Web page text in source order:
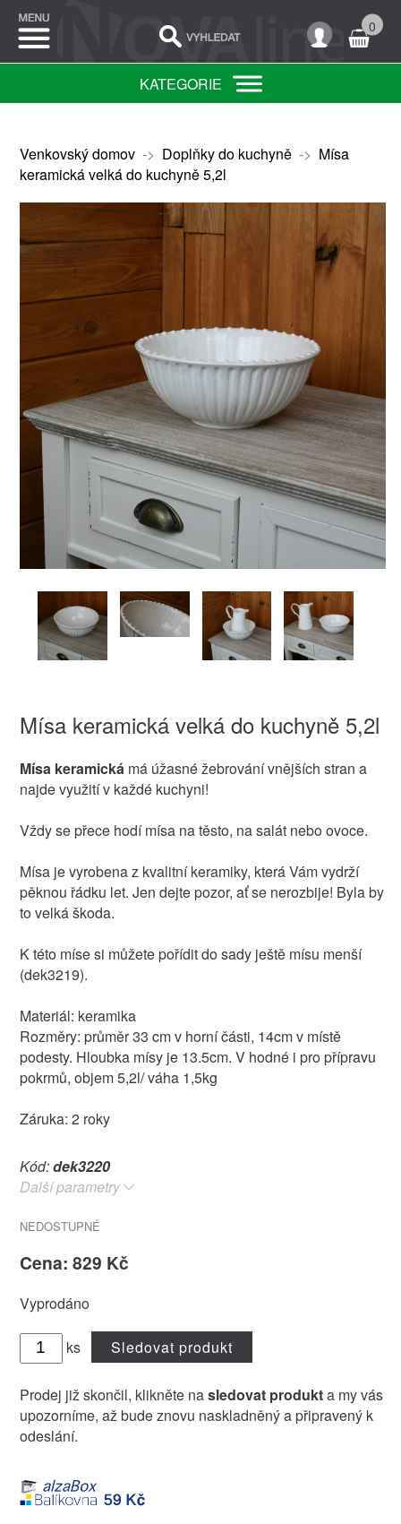
0
KATEGORIE
Venkovský domov-> Doplňky do kuchyně-> Mísa
keramická velká do kuchyně 5,2l
Mísa keramická velká do kuchyně 5,2l
Mísa keramickámá úžasné žebrování vnějších stran a
najde využití v každé kuchyni!
Vždy se přece hodí mísa na těsto, na salát nebo ovoce.
Mísa je vyrobena z kvalitní keramiky, která Vám vydrží
pěknou řádku let. Jen dejte pozor, ať se nerozbije! Byla by
to velká škoda.
K této míse si můžete pořídit do sady ještě mísu menší
(dek3219).
Materiál: keramika
Rozměry: průměr 33 cm v horní části, 14cm v místě
podesty. Hloubka mísy je 13.5cm. V hodné i pro přípravu
pokrmů, objem 5,2l/ váha 1,5kg
Záruka: 2 roky
Kód:dek3220
Další parametry
NEDOSTUPNÉ
Cena: 829 Kč
Vyprodáno
ks Sledovat produkt
Prodej již skončil, klikněte nasledovat produkta my vás
upozorníme, až bude znovu naskladněný a připravený k
odeslání.